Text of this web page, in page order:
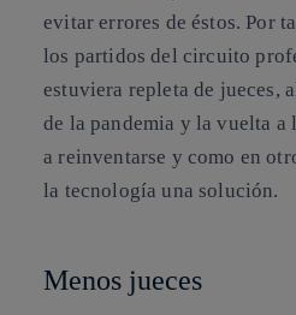
evitar errores de éstos. Por
los partidos del circuito
estuviera repleta de jueces,
de la pandemia y la vuelta a
a reinventarse y como en
la tecnología una solución.
Menos jueces